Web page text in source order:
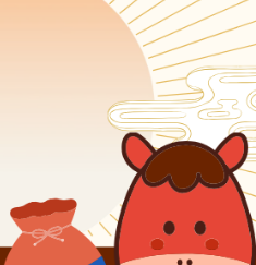
학교와 함께
사회서
비스
사회적
기업
사업실
공지/
소식
공지
소식
진행 프로
그램